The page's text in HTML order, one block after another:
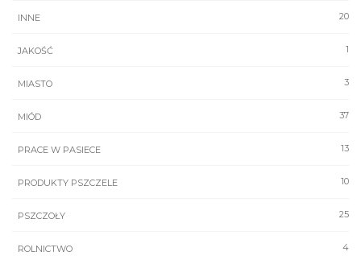
20
INNE
1
JAKOŚĆ
3
MIASTO
37
MIÓD
13
PRACE W PASIECE
10
PRODUKTY PSZCZELE
25
PSZCZOŁY
4
ROLNICTWO